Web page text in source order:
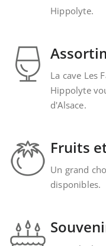
Hippolyte.
La cave Les
Hippolyte
d'Alsace.
Fruits
Un grand
disponibles.